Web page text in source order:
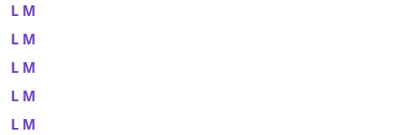
L M
L M
L M
L M
L M